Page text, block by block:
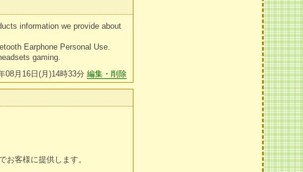
information we provide about
Earphone Personal Use.
gaming.
08月16日(月)14時33分 編集・削除
客様に提供します。